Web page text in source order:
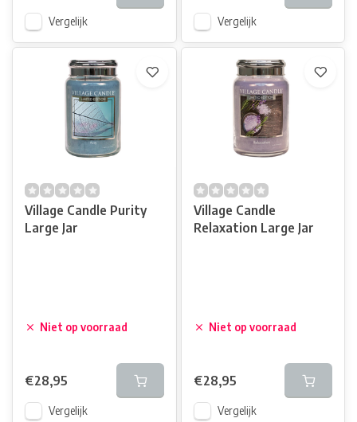
Vergelijk Vergelijk
Village Candle Purity
Large Jar
Niet op voorraad
€28,95
Vergelijk
Village Candle
Relaxation Large Jar
Niet op voorraad
€28,95
Vergelijk